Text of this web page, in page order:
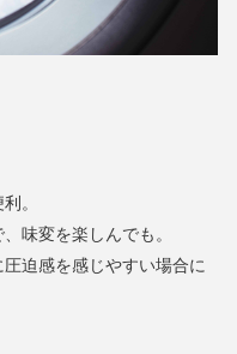
。
味変を楽しんでも。
迫感を感じやすい場合に